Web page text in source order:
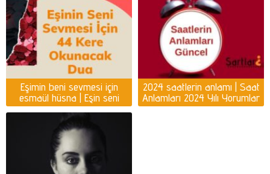
Eşimin beni sevmesi için
esmaül hüsna | Eşin seni
sevmesi için dua
2024 saatlerin anlamı | Saat
Anlamları 2024 Yılı Yorumlar